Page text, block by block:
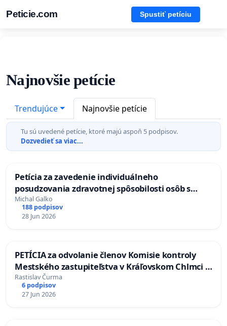
Peticie.com Spustiť petíciu
Najnovšie petície
Trendujúce Najnovšie petície
Tu sú uvedené petície, ktoré majú aspoň 5 podpisov.
Dozvedieť sa viac...
Petícia za zavedenie individuálneho
posudzovania zdravotnej spôsobilosti osôb s
diabetom 1. a 2. typu pri prijímaní do Policajného
zboru SR
Michal Galko
188 podpisov
28 Jun 2026
PETÍCIA za odvolanie členov Komisie kontroly
Mestského zastupiteľstva v Kráľovskom Chlmci z
dôvodu konfliktu záujmov a za zvolenie
nezávislých členov komisie
Rastislav Čurma
6 podpisov
27 Jun 2026